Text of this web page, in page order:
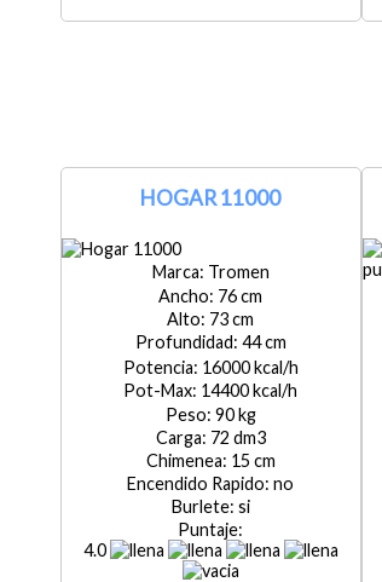
HOGAR 11000
Tromen
76
73
44
16000
14400
90
72
15
no
si
4.0